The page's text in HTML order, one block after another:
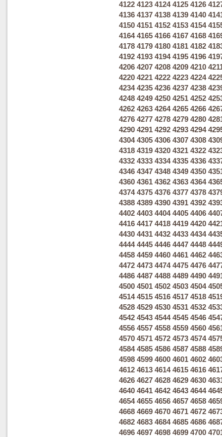
4122 4123 4124 4125 4126
4136 4137 4138 4139 4140
4150 4151 4152 4153 4154
4164 4165 4166 4167 4168
4178 4179 4180 4181 4182
4192 4193 4194 4195 4196
4206 4207 4208 4209 4210
4220 4221 4222 4223 4224
4234 4235 4236 4237 4238
4248 4249 4250 4251 4252
4262 4263 4264 4265 4266
4276 4277 4278 4279 4280
4290 4291 4292 4293 4294
4304 4305 4306 4307 4308
4318 4319 4320 4321 4322
4332 4333 4334 4335 4336
4346 4347 4348 4349 4350
4360 4361 4362 4363 4364
4374 4375 4376 4377 4378
4388 4389 4390 4391 4392
4402 4403 4404 4405 4406
4416 4417 4418 4419 4420
4430 4431 4432 4433 4434
4444 4445 4446 4447 4448
4458 4459 4460 4461 4462
4472 4473 4474 4475 4476
4486 4487 4488 4489 4490
4500 4501 4502 4503 4504
4514 4515 4516 4517 4518
4528 4529 4530 4531 4532
4542 4543 4544 4545 4546
4556 4557 4558 4559 4560
4570 4571 4572 4573 4574
4584 4585 4586 4587 4588
4598 4599 4600 4601 4602
4612 4613 4614 4615 4616
4626 4627 4628 4629 4630
4640 4641 4642 4643 4644
4654 4655 4656 4657 4658
4668 4669 4670 4671 4672
4682 4683 4684 4685 4686
4696 4697 4698 4699 4700